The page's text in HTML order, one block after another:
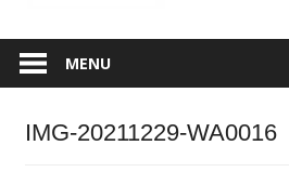
MENU
IMG-20211229-WA0016